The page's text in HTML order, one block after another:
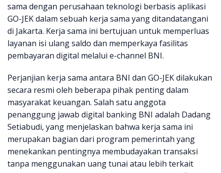
sama dengan perusahaan teknologi berbasis aplikasi
GO-JEK dalam sebuah kerja sama yang ditandatangani
di Jakarta. Kerja sama ini bertujuan untuk memperluas
layanan isi ulang saldo dan memperkaya fasilitas
pembayaran digital melalui e-channel BNI.
Perjanjian kerja sama antara BNI dan GO-JEK dilakukan
secara resmi oleh beberapa pihak penting dalam
masyarakat keuangan. Salah satu anggota
penanggung jawab digital banking BNI adalah Dadang
Setiabudi, yang menjelaskan bahwa kerja sama ini
merupakan bagian dari program pemerintah yang
menekankan pentingnya membudayakan transaksi
tanpa menggunakan uang tunai atau lebih terkait